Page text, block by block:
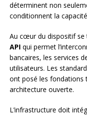
déterminent non
conditionnent la
Au cœur du dispositif se
API qui permet
bancaires, les services
utilisateurs. Les
ont posé les fondations
architecture ouverte.
L’infrastructure doit